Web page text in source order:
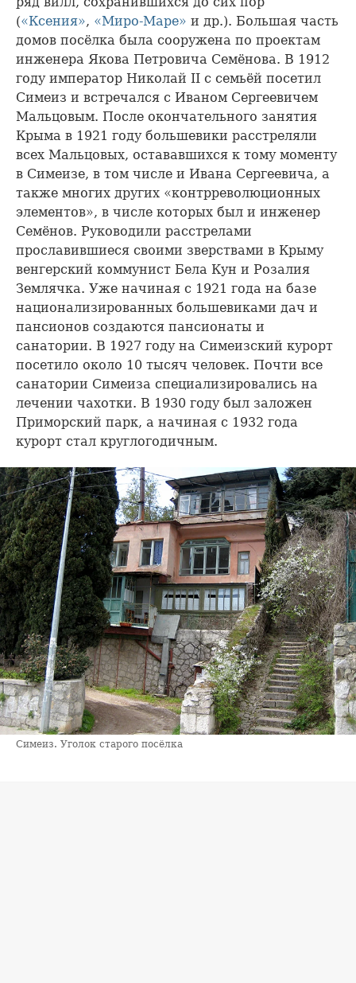
(«Ксения», «Миро-Маре» и др.). Большая часть
домов посёлка была сооружена по проектам
инженера Якова Петровича Семёнова. В 1912
году император Николай II с семьёй посетил
Симеиз и встречался с Иваном Сергеевичем
Мальцовым. После окончательного занятия
Крыма в 1921 году большевики расстреляли
всех Мальцовых, остававшихся к тому моменту
в Симеизе, в том числе и Ивана Сергеевича, а
также многих других «контрреволюционных
элементов», в числе которых был и инженер
Семёнов. Руководили расстрелами
прославившиеся своими зверствами в Крыму
венгерский коммунист Бела Кун и Розалия
Землячка. Уже начиная с 1921 года на базе
национализированных большевиками дач и
пансионов создаются пансионаты и
санатории. В 1927 году на Симеизский курорт
посетило около 10 тысяч человек. Почти все
санатории Симеиза специализировались на
лечении чахотки. В 1930 году был заложен
Приморский парк, а начиная с 1932 года
курорт стал круглогодичным.
Симеиз. Уголок старого посёлка